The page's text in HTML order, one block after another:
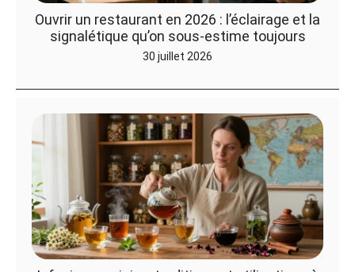
Ouvrir un restaurant en 2026 : l’éclairage et la
signalétique qu’on sous-estime toujours
30 juillet 2026